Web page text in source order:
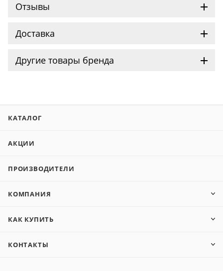
Отзывы
Доставка
Другие товары бренда
КАТАЛОГ
АКЦИИ
ПРОИЗВОДИТЕЛИ
КОМПАНИЯ
КАК КУПИТЬ
КОНТАКТЫ